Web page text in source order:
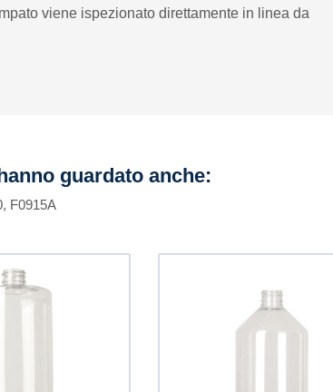
viene ispezionato direttamente in linea da
guardato anche:
F0915A